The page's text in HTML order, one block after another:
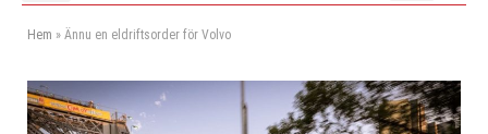
Hem » Ännu en eldriftsorder för Volvo